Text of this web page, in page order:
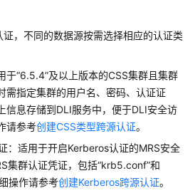
，不同的数据源按需选择相应的认证类
于“6.5.4”及以上版本的CSS集群且集群
需指定集群的用户名、密码、认证证
信息存储到DLI服务中，便于DLI安全访
请参考创建CSS类型跨源认证。
：适用于开启Kerberos认证的MRS安全
集群认证凭证，包括“krb5.conf”和
操作请参考创建Kerberos跨源认证。